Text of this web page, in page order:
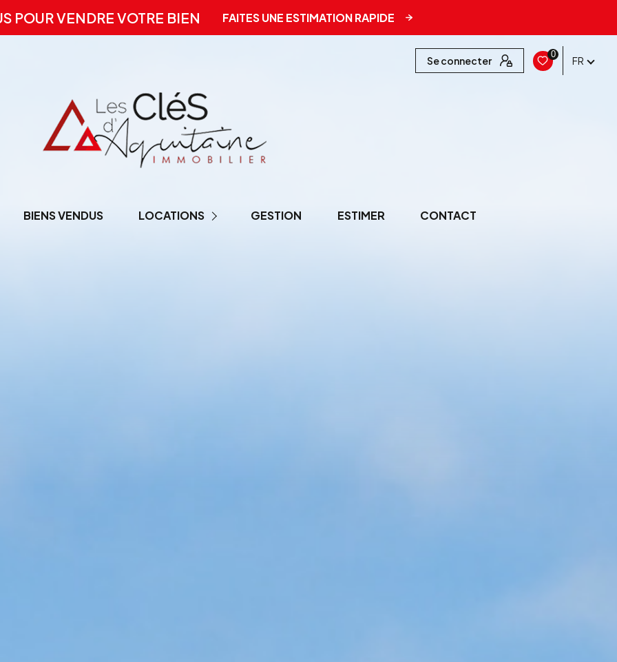
POUR VENDRE VOTRE BIEN FAITES UNE ESTIMATION RAPIDE
Se connecter
0
FR
BIENS VENDUS LOCATIONS GESTION ESTIMER CONTACT